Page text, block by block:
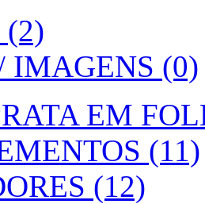
(2)
IMAGENS (0)
EM
(11)
(12)